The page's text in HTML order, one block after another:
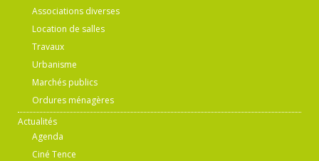
Associations diverses
Location de salles
Travaux
Urbanisme
Marchés publics
Ordures ménagères
Actualités
Agenda
Ciné Tence